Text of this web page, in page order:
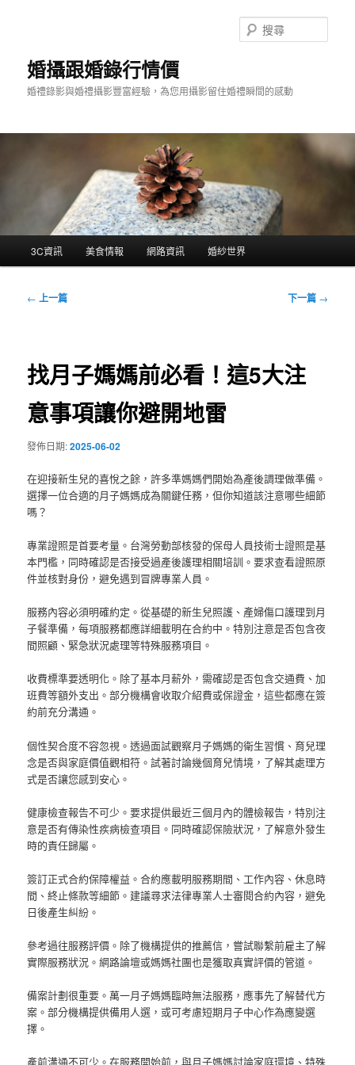
婚攝跟婚錄行情價
婚禮錄影與婚禮攝影豐富經驗，為您用攝影留住婚禮瞬間的感動
尋
3C資訊 美食情報 網路資訊 婚紗世界
文
← 上一篇 下一篇 →
找月子媽媽前必看！這5大注
意事項讓你避開地雷
發佈日期:2025-06-02
在迎接新生兒的喜悅之餘，許多準媽媽們開始為產後調理做準備。
選擇一位合適的月子媽媽成為關鍵任務，但你知道該注意哪些細節
嗎？
專業證照是首要考量。台灣勞動部核發的保母人員技術士證照是基
本門檻，同時確認是否接受過產後護理相關培訓。要求查看證照原
件並核對身份，避免遇到冒牌專業人員。
服務內容必須明確約定。從基礎的新生兒照護、產婦傷口護理到月
子餐準備，每項服務都應詳細載明在合約中。特別注意是否包含夜
間照顧、緊急狀況處理等特殊服務項目。
收費標準要透明化。除了基本月薪外，需確認是否包含交通費、加
班費等額外支出。部分機構會收取介紹費或保證金，這些都應在簽
約前充分溝通。
個性契合度不容忽視。透過面試觀察月子媽媽的衛生習慣、育兒理
念是否與家庭價值觀相符。試著討論幾個育兒情境，了解其處理方
式是否讓您感到安心。
健康檢查報告不可少。要求提供最近三個月內的體檢報告，特別注
意是否有傳染性疾病檢查項目。同時確認保險狀況，了解意外發生
時的責任歸屬。
簽訂正式合約保障權益。合約應載明服務期間、工作內容、休息時
間、終止條款等細節。建議尋求法律專業人士審閱合約內容，避免
日後產生糾紛。
參考過往服務評價。除了機構提供的推薦信，嘗試聯繫前雇主了解
實際服務狀況。網路論壇或媽媽社團也是獲取真實評價的管道。
備案計劃很重要。萬一月子媽媽臨時無法服務，應事先了解替代方
案。部分機構提供備用人選，或可考慮短期月子中心作為應變選
擇。
產前溝通不可少。在服務開始前，與月子媽媽討論家庭環境、特殊